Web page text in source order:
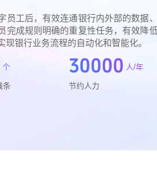
员工后，有效连通银行内外部的数据、
完成规则明确的重复性任务，有效降
现银行业务流程的自动化和智能化。
个
条
30000 人/年
节约人力